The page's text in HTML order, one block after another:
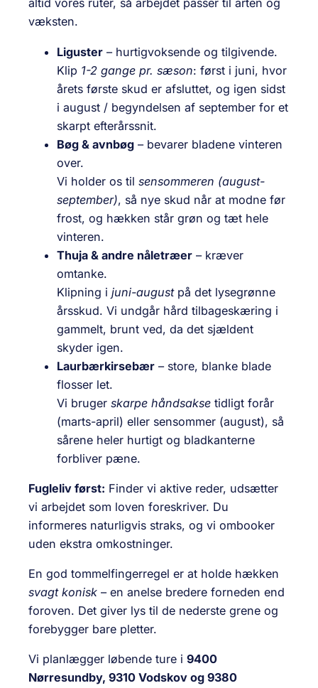
altid vores ruter, så arbejdet passer til arten og
væksten.
Liguster – hurtigvoksende og tilgivende.
Klip 1-2 gange pr. sæson: først i juni, hvor
årets første skud er afsluttet, og igen sidst
i august / begyndelsen af september for et
skarpt efterårssnit.
Bøg & avnbøg – bevarer bladene vinteren
over.
Vi holder os til sensommeren (august-
september), så nye skud når at modne før
frost, og hækken står grøn og tæt hele
vinteren.
Thuja & andre nåletræer – kræver
omtanke.
Klipning i juni-augustpå det lysegrønne
årsskud. Vi undgår hård tilbageskæring i
gammelt, brunt ved, da det sjældent
skyder igen.
Laurbærkirsebær – store, blanke blade
flosser let.
Vi bruger skarpe håndsakse tidligt forår
(marts-april) eller sensommer (august), så
sårene heler hurtigt og bladkanterne
forbliver pæne.
Fugleliv først: Finder vi aktive reder, udsætter
vi arbejdet som loven foreskriver. Du
informeres naturligvis straks, og vi ombooker
uden ekstra omkostninger.
En god tommelfingerregel er at holde hækken
svagt konisk – en anelse bredere forneden end
foroven. Det giver lys til de nederste grene og
forebygger bare pletter.
Vi planlægger løbende ture i 9400
Nørresundby, 9310 Vodskov og 9380